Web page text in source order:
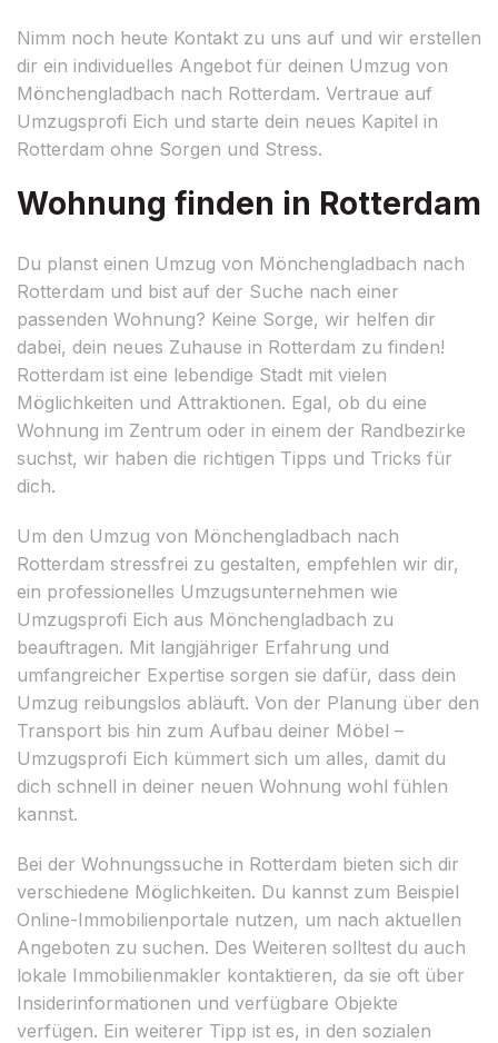
Nimm noch heute Kontakt zu uns auf und wir erstellen
dir ein individuelles Angebot für deinen Umzug von
Mönchengladbach nach Rotterdam. Vertraue auf
Umzugsprofi Eich und starte dein neues Kapitel in
Rotterdam ohne Sorgen und Stress.
Wohnung finden in Rotterdam
Du planst einen Umzug von Mönchengladbach nach
Rotterdam und bist auf der Suche nach einer
passenden Wohnung? Keine Sorge, wir helfen dir
dabei, dein neues Zuhause in Rotterdam zu finden!
Rotterdam ist eine lebendige Stadt mit vielen
Möglichkeiten und Attraktionen. Egal, ob du eine
Wohnung im Zentrum oder in einem der Randbezirke
suchst, wir haben die richtigen Tipps und Tricks für
dich.
Um den Umzug von Mönchengladbach nach
Rotterdam stressfrei zu gestalten, empfehlen wir dir,
ein professionelles Umzugsunternehmen wie
Umzugsprofi Eich aus Mönchengladbach zu
beauftragen. Mit langjähriger Erfahrung und
umfangreicher Expertise sorgen sie dafür, dass dein
Umzug reibungslos abläuft. Von der Planung über den
Transport bis hin zum Aufbau deiner Möbel –
Umzugsprofi Eich kümmert sich um alles, damit du
dich schnell in deiner neuen Wohnung wohl fühlen
kannst.
Bei der Wohnungssuche in Rotterdam bieten sich dir
verschiedene Möglichkeiten. Du kannst zum Beispiel
Online-Immobilienportale nutzen, um nach aktuellen
Angeboten zu suchen. Des Weiteren solltest du auch
lokale Immobilienmakler kontaktieren, da sie oft über
Insiderinformationen und verfügbare Objekte
verfügen. Ein weiterer Tipp ist es, in den sozialen